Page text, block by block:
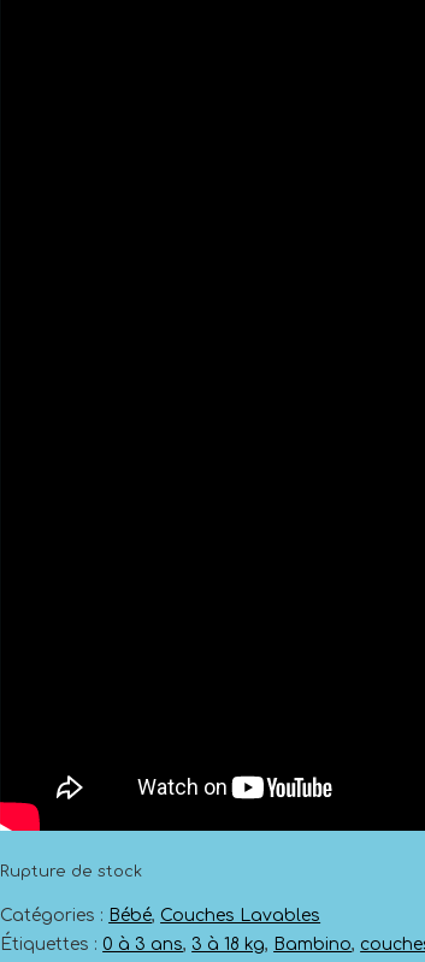
Rupture de stock
Catégories : Bébé, Couches Lavables
Étiquettes : 0 à 3 ans, 3 à 18 kg, Bambino,